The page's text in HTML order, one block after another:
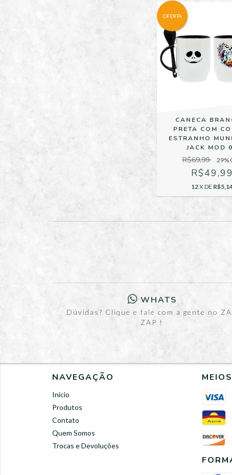
OFERTA
CANECA
PRETA COM
ESTRANHO
JACK MOD
R$69,99 29%
R$49,99
12X DE
WHATS
Dúvidas? Clique e fale com a gente no
ZAP !
NAVEGAÇÃO
Início
Produtos
Contato
Quem Somos
Trocas e Devoluções